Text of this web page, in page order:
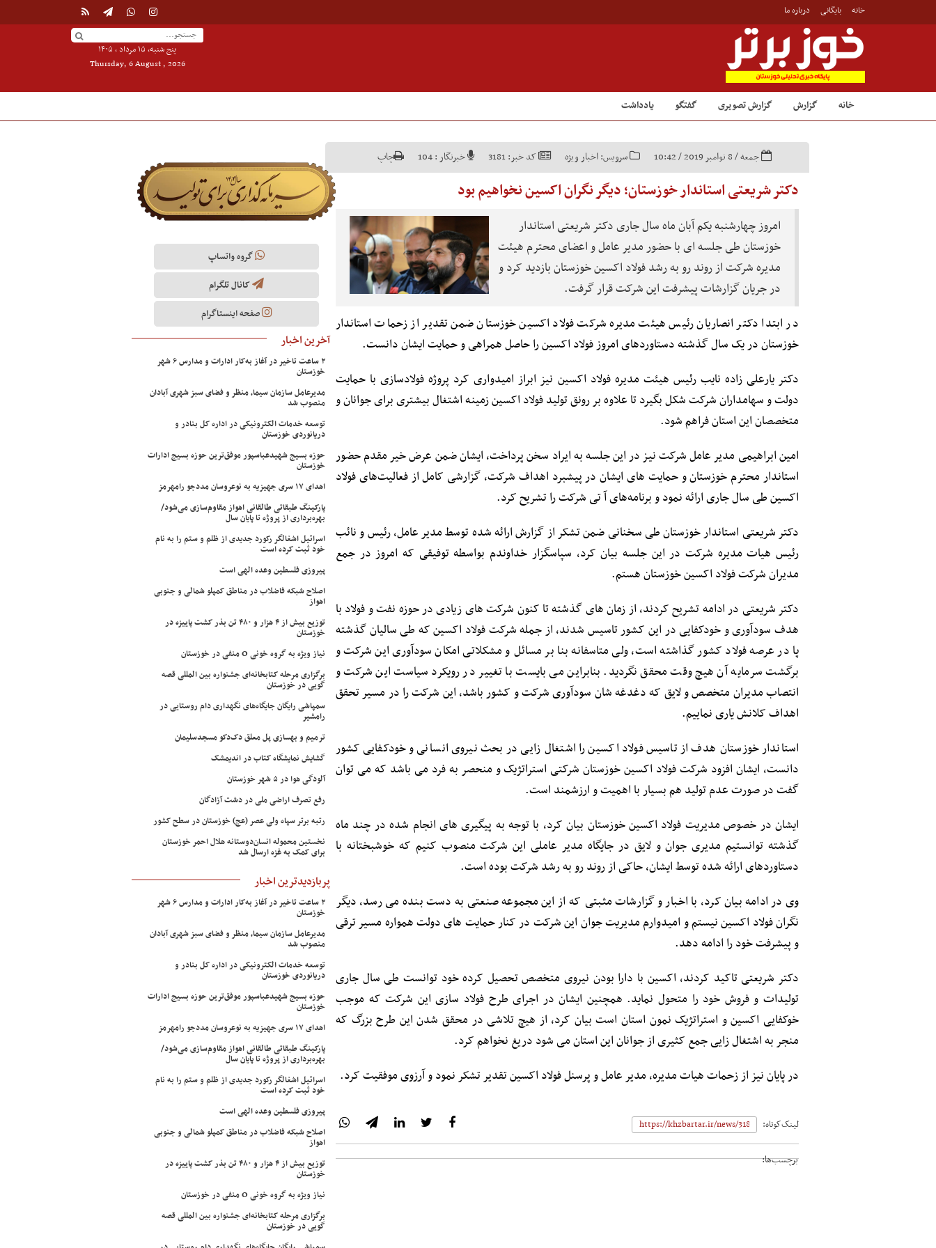
خانه بایگانی درباره ما
پنج شنبه, ۱۵ مرداد , ۱۴۰۵
Thursday, 6 August , 2026
خانه گزارش گزارش تصویری گفتگو یادداشت
جمعه / 8 نوامبر 2019 / 10:42 سرویس:اخبار ویژه کد خبر:3181 خبرنگار :104 چاپ
دکتر شریعتی استاندار خوزستان؛ دیگر نگران اکسین نخواهیم بود
امروز چهارشنبه یکم آبان ماه سال جاری دکتر شریعتی استاندار
خوزستان طی جلسه ای با حضور مدیر عامل و اعضای محترم هیئت
مدیره شرکت از روند رو به رشد فولاد اکسین خوزستان بازدید کرد و
در جریان گزارشات پیشرفت این شرکت قرار گرفت.
در ابتدا دکتر انصاریان رئیس هیئت مدیره شرکت فولاد اکسین خوزستان ضمن تقدیر از زحمات استاندار
خوزستان در یک سال گذشته دستاوردهای امروز فولاد اکسین را حاصل همراهی و حمایت ایشان دانست.
دکتر یارعلی زاده نایب رئیس هیئت مدیره فولاد اکسین نیز ابراز امیدواری کرد پروژه فولادسازی با حمایت
دولت و سهامداران شرکت شکل بگیرد تا علاوه بر رونق تولید فولاد اکسین زمینه اشتغال بیشتری برای جوانان و
متخصصان این استان فراهم شود.
امین ابراهیمی مدیر عامل شرکت نیز در این جلسه به ایراد سخن پرداخت، ایشان ضمن عرض خیر مقدم حضور
استاندار محترم خوزستان و حمایت های ایشان در پیشبرد اهداف شرکت، گزارشی کامل از فعالیت‌های فولاد
اکسین طی سال جاری ارائه نمود و برنامه‌های آ تی شرکت را تشریح کرد.
دکتر شریعتی استاندار خوزستان طی سخنانی ضمن تشکر از گزارش ارائه شده توسط مدیر عامل، رئیس و نائب
رئیس هیات مدیره شرکت در این جلسه بیان کرد، سپاسگزار خداوندم بواسطه توفیقی که امروز در جمع
مدیران شرکت فولاد اکسین خوزستان هستم.
دکتر شریعتی در ادامه تشریح کردند، از زمان های گذشته تا کنون شرکت های زیادی در حوزه نفت و فولاد با
هدف سودآوری و خودکفایی در این کشور تاسیس شدند، از جمله شرکت فولاد اکسین که طی سالیان گذشته
پا در عرصه فولاد کشور گذاشته است، ولی متاسفانه بنا بر مسائل و مشکلاتی امکان سودآوری این شرکت و
برگشت سرمایه آن هیچ وقت محقق نگردید. بنابراین می بایست با تغییر در رویکرد سیاست این شرکت و
انتصاب مدیران متخصص و لایق که دغدغه شان سودآوری شرکت و کشور باشد، این شرکت را در مسیر تحقق
اهداف کلانش یاری نماییم.
استاندار خوزستان هدف از تاسیس فولاد اکسین را اشتغال زایی در بحث نیروی انسانی و خودکفایی کشور
دانست، ایشان افزود شرکت فولاد اکسین خوزستان شرکتی استراتژیک و منحصر به فرد می باشد که می توان
گفت در صورت عدم تولید هم بسیار با اهمیت و ارزشمند است.
ایشان در خصوص مدیریت فولاد اکسین خوزستان بیان کرد، با توجه به پیگیری های انجام شده در چند ماه
گذشته توانستیم مدیری جوان و لایق در جایگاه مدیر عاملی این شرکت منصوب کنیم که خوشبختانه با
دستاوردهای ارائه شده توسط ایشان، حاکی از روند رو به رشد شرکت بوده است.
وی در ادامه بیان کرد، با اخبار و گزارشات مثبتی که از این مجموعه صنعتی به دست بنده می رسد، دیگر
نگران فولاد اکسین نیستم و امیدوارم مدیریت جوان این شرکت در کنار حمایت های دولت همواره مسیر ترقی
و پیشرفت خود را ادامه دهد.
دکتر شریعتی تاکید کردند، اکسین با دارا بودن نیروی متخصص تحصیل کرده خود توانست طی سال جاری
تولیدات و فروش خود را متحول نماید. همچنین ایشان در اجرای طرح فولاد سازی این شرکت که موجب
خوکفایی اکسین و استراتژیک نمون استان است بیان کرد، از هیچ تلاشی در محقق شدن این طرح بزرگ که
منجر به اشتغال زایی جمع کثیری از جوانان این استان می شود دریغ نخواهم کرد.
در پایان نیز از زحمات هیات مدیره، مدیر عامل و پرسنل فولاد اکسین تقدیر تشکر نمود و آرزوی موفقیت کرد.
لینک‌کوتاه:
برچسب‌ها:
گروه واتساپ
کانال تلگرام
صفحه اینستاگرام
آخرین اخبار
۲ ساعت تاخیر در آغاز به‌کار ادارات و مدارس ۶ شهر
خوزستان
مدیرعامل سازمان سیما، منظر و فضای سبز شهری آبادان
منصوب شد
توسعه خدمات الکترونیکی در اداره کل بنادر و
دریانوردی خوزستان
حوزه بسیج شهیدعباسپور موفق‌ترین حوزه بسیج ادارات
خوزستان
اهدای ۱۷ سری جهیزیه به نوعروسان مددجو رامهرمز
پارکینگ طبقاتی طالقانی اهواز مقاوم‌سازی می‌شود/
بهره‌برداری از پروژه تا پایان سال
اسرائیل اشغالگر رکورد جدیدی از ظلم و ستم را به نام
خود ثبت کرده است
پیروزی فلسطین وعده الهی است
اصلاح شبکه فاضلاب در مناطق کمپلو شمالی و جنوبی
اهواز
توزیع بیش از ۴ هزار و ۴۸۰ تن بذر کشت پاییزه در
خوزستان
نیاز ویژه به گروه خونی O منفی در خوزستان
برگزاری مرحله کتابخانه‌ای جشنواره بین المللی قصه
گویی در خوزستان
سمپاشی رایگان جایگاه‌های نگهداری دام روستایی در
رامشیر
ترمیم و بهسازی پل معلق دک‌دکو مسجدسلیمان
گشایش نمایشگاه کتاب در اندیمشک
آلودگی هوا در ۵ شهر خوزستان
رفع تصرف اراضی ملی در دشت آزادگان
رتبه برتر سپاه ولی عصر (عج) خوزستان در سطح کشور
نخستین محموله انسان‌دوستانه هلال احمر خوزستان
برای کمک به غزه ارسال شد
پربازدیدترین اخبار
۲ ساعت تاخیر در آغاز به‌کار ادارات و مدارس ۶ شهر
خوزستان
مدیرعامل سازمان سیما، منظر و فضای سبز شهری آبادان
منصوب شد
توسعه خدمات الکترونیکی در اداره کل بنادر و
دریانوردی خوزستان
حوزه بسیج شهیدعباسپور موفق‌ترین حوزه بسیج ادارات
خوزستان
اهدای ۱۷ سری جهیزیه به نوعروسان مددجو رامهرمز
پارکینگ طبقاتی طالقانی اهواز مقاوم‌سازی می‌شود/
بهره‌برداری از پروژه تا پایان سال
اسرائیل اشغالگر رکورد جدیدی از ظلم و ستم را به نام
خود ثبت کرده است
پیروزی فلسطین وعده الهی است
اصلاح شبکه فاضلاب در مناطق کمپلو شمالی و جنوبی
اهواز
توزیع بیش از ۴ هزار و ۴۸۰ تن بذر کشت پاییزه در
خوزستان
نیاز ویژه به گروه خونی O منفی در خوزستان
برگزاری مرحله کتابخانه‌ای جشنواره بین المللی قصه
گویی در خوزستان